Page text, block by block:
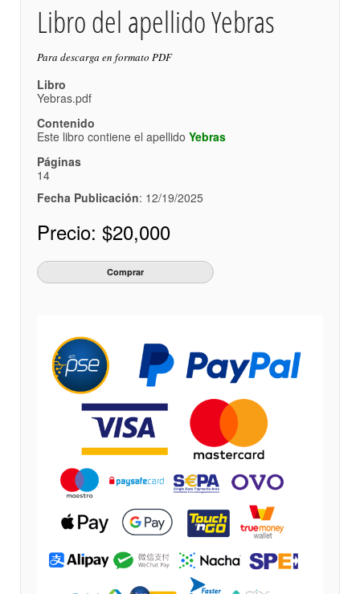
Libro del apellido Yebras
Para descarga en formato PDF
Libro
Yebras.pdf
Contenido
Este libro contiene el apellido Yebras
Páginas
14
Fecha Publicación: 12/19/2025
Precio: $20,000